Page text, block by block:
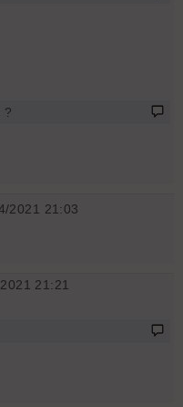
?
2021 21:03
21:21